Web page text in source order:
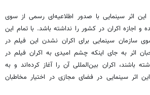
اثر سینمایی با صدور اطلاعیه‌ای رسمی از سوی
اجازه اکران در کشور را نداشته باشد. با تمام این
سازمان سینمایی برای اکران نشدن این فیلم در
اثر به جای اینکه چشم امیدی به اکران فیلم در
باشند، اکران بین‌المللی آن را آغاز کرده‌اند و به
اثر سینمایی در فضای مجازی در اختیار مخاطبان